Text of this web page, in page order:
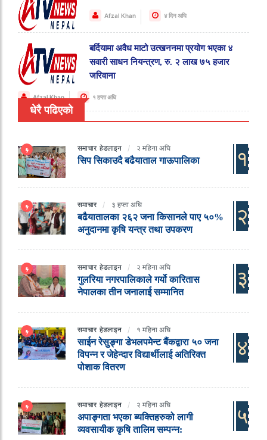
Afzal Khan ४ दिन अघि
बर्दियामा अवैध माटो उत्खननमा प्रयोग भएका ४
सवारी साधन नियन्त्रण, रु. २ लाख ७५ हजार
जरिवाना
Afzal Khan १ हप्ता अघि
धेरै पढिएको
समाचार हेडलाइन २ महिना अघि
सिप सिकाउदै बढैयाताल गाऊपालिका १
समाचार ३ हप्ता अघि
बढैयातालका २६२ जना किसानले पाए ५०%
अनुदानमा कृषि यन्त्र तथा उपकरण
२
समाचार हेडलाइन २ महिना अघि
गुलरिया नगरपालिकाले गर्यो कारितास
नेपालका तीन जनालाई सम्मानित
३
समाचार हेडलाइन १ महिना अघि
साईन रेसुङ्गा डेभलपमेन्ट बैंकद्वारा ५० जना
विपन्न र जेहेन्दार विद्यार्थीलाई अतिरिक्त
पोशाक वितरण
४
समाचार हेडलाइन २ महिना अघि
अपाङ्गता भएका ब्यक्तिहरुको लागी
व्यवसायीक कृषि तालिम सम्पन्न:
५